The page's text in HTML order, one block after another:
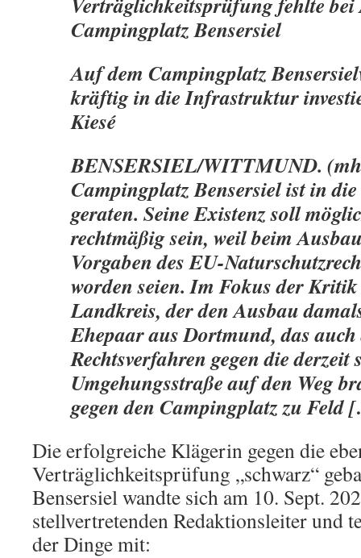
Campingplatz Bensersiel
Auf dem Campingplatz
kräftig in die Infrastruktur
Kiesé
BENSERSIEL/WITTMUND.
Campingplatz Bensersiel ist in
geraten. Seine Existenz soll
rechtmäßig sein, weil beim
Vorgaben des EU-
worden seien. Im Fokus der
Landkreis, der den Ausbau
Ehepaar aus Dortmund, das auch
Rechtsverfahren gegen die derzeit
Umgehungsstraße auf den Weg
gegen den Campingplatz zu
Die erfolgreiche Klägerin gegen die
Verträglichkeitsprüfung „schwarz“
Bensersiel wandte sich am 10. Sept.
stellvertretenden Redaktionsleiter und
der Dinge mit: